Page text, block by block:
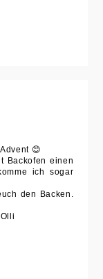
😊
Backofen einen
ich sogar
den Backen.